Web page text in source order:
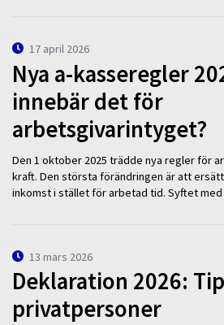
17 april 2026
Nya a-kasseregler
innebär det för
arbetsgivarintyget?
Den 1 oktober 2025 trädde nya regler för
kraft. Den största förändringen är att
inkomst i stället för arbetad tid. Syftet
13 mars 2026
Deklaration 2026:
privatpersoner